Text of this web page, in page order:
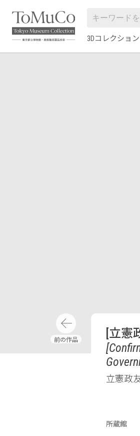
3Dコレクション
[立憲
立憲政
所蔵館